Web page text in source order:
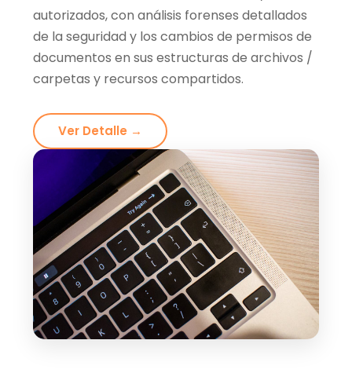
autorizados, con análisis forenses detallados
de la seguridad y los cambios de permisos de
documentos en sus estructuras de archivos /
carpetas y recursos compartidos.
Ver Detalle →